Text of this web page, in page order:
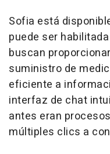
Sofia está
puede ser
buscan
suministro de
eficiente a
interfaz de chat
antes eran
múltiples clics a